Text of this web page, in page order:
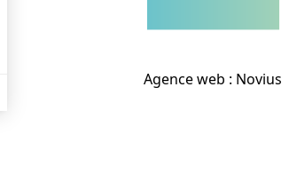
Agence web : Novius